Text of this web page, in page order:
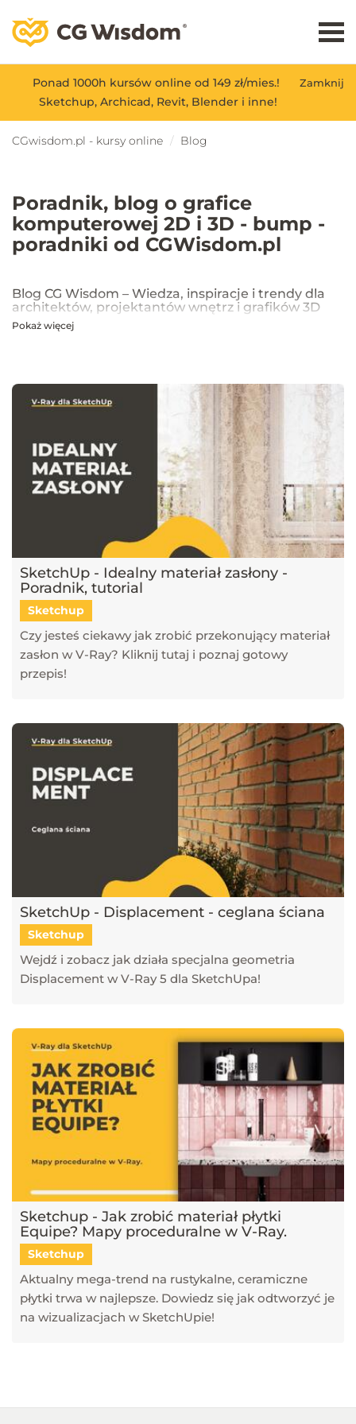
Zamknij
Ponad 1000h kursów online od 149 zł/mies.!
Sketchup, Archicad, Revit, Blender i inne!
CGwisdom.pl - kursy online Blog
Poradnik, blog o grafice
komputerowej 2D i 3D - bump -
poradniki od CGWisdom.pl
Blog CG Wisdom – Wiedza, inspiracje i trendy dla
architektów, projektantów wnętrz i grafików 3D
Na blogu CG Wisdom znajdziesz praktyczne porady, inspiracje oraz
które pomagają tworzyć profesjonalne i fotorealistyczne wizualizacje.
Dowiesz się również, jak sztuczna inteligencja zmienia pracę
projektantów, jakie są najlepsze praktyki w renderingu oraz jak
optymalizować proces projektowy. Śledź nasz blog, aby pozostać na
bieżąco z technologią i rozwijać swoje umiejętności w projektowaniu
przestrzeni i wizualizacji 3D!
Pokaż więcej
SketchUp - Idealny materiał zasłony -
Poradnik, tutorial
Sketchup
Czy jesteś ciekawy jak zrobić przekonujący materiał
zasłon w V-Ray? Kliknij tutaj i poznaj gotowy
przepis!
SketchUp - Displacement - ceglana ściana
Sketchup
Wejdź i zobacz jak działa specjalna geometria
Displacement w V-Ray 5 dla SketchUpa!
Sketchup - Jak zrobić materiał płytki
Equipe? Mapy proceduralne w V-Ray.
Sketchup
Aktualny mega-trend na rustykalne, ceramiczne
płytki trwa w najlepsze. Dowiedz się jak odtworzyć je
na wizualizacjach w SketchUpie!